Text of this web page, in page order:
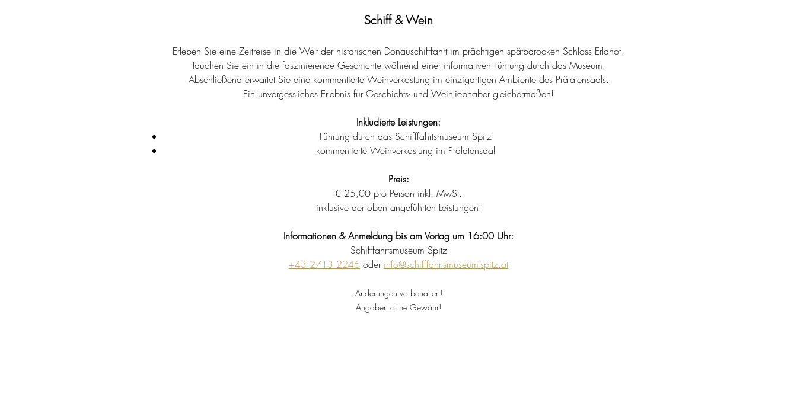
Schiff & Wein
Erleben Sie eine Zeitreise in die Welt der historischen Donauschifffahrt im prächtigen spätbarocken Schloss Erlahof.
Tauchen Sie ein in die faszinierende Geschichte während einer informativen Führung durch das Museum.
Abschließend erwartet Sie eine kommentierte Weinverkostung im einzigartigen Ambiente des Prälatensaals.
Ein unvergessliches Erlebnis für Geschichts- und Weinliebhaber gleichermaßen!
Inkludierte Leistungen:
Führung durch das Schifffahrtsmuseum Spitz
kommentierte Weinverkostung im Prälatensaal
Preis:
€ 25,00 pro Person inkl. MwSt.
inklusive der oben angeführten Leistungen!
Informationen & Anmeldung bis am Vortag um 16:00 Uhr:
Schifffahrtsmuseum Spitz
+43 2713 2246 oder info@schifffahrtsmuseum-spitz.at
Änderungen vorbehalten!
Angaben ohne Gewähr!